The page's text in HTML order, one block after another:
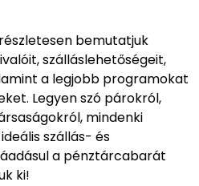
bemutatjuk
szálláslehetőségeit,
a legjobb programokat
Legyen szó párokról,
mindenki
szállás- és
a pénztárcabarát
ki!